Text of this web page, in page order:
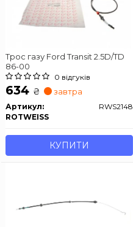
Трос газу Ford Transit 2.5D/TD
86-00
0 відгуків
634 ₴ завтра
Артикул:
RWS2148
ROTWEISS
КУПИТИ